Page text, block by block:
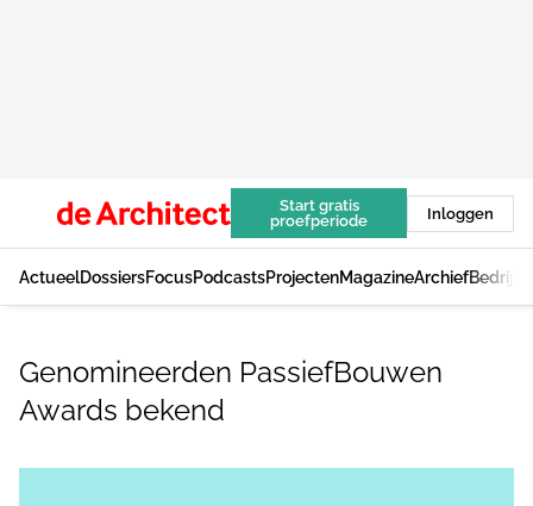
Start gratis
proefperiode
Inloggen
ActueelDossiersFocusPodcastsProjectenMagazineArchief
Genomineerden PassiefBouwen
Awards bekend